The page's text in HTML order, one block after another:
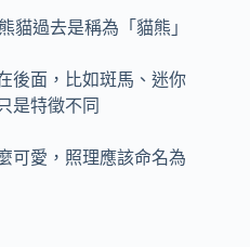
貓過去是稱為「貓熊」
後面，比如斑馬、迷你
是特徵不同
可愛，照理應該命名為